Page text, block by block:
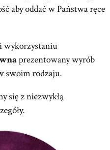
aby oddać w Państwa ręce
prezentowany wyrób
swoim rodzaju.
się z niezwykłą